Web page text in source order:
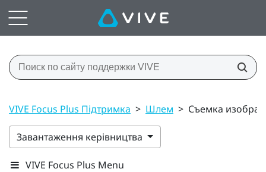
VIVE Focus Plus Підтримка > Шлем > Съемка
Завантаження керівництва
VIVE Focus Plus Menu